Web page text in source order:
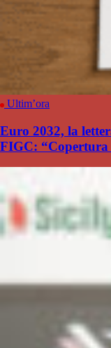
Ultim’ora
Euro 2032, la
FIGC: “Copertura